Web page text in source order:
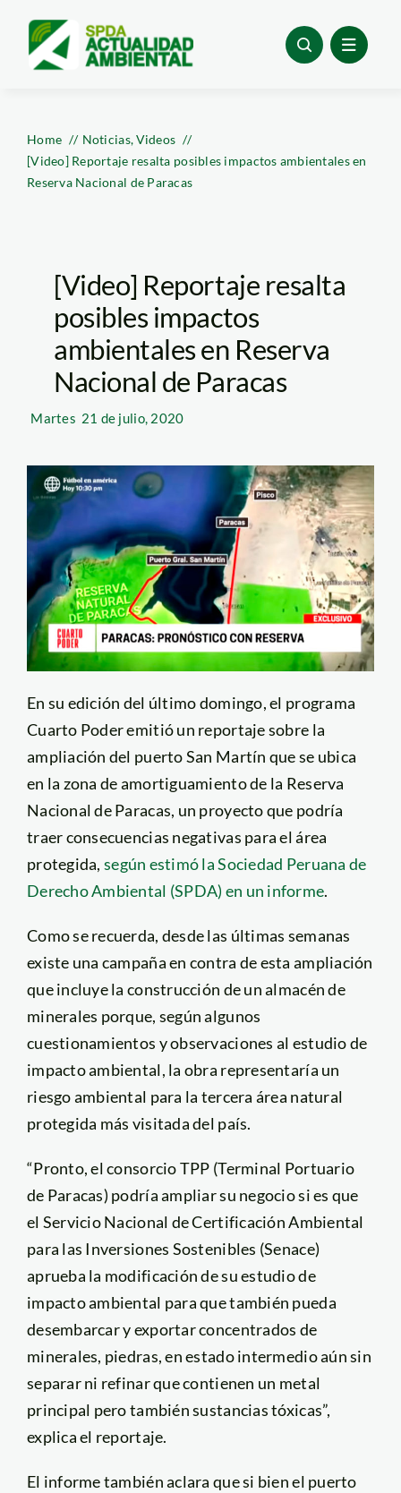
content
Home Noticias Videos
[Video] Reportaje resalta posibles impactos ambientales en
Reserva Nacional de Paracas
[Video] Reportaje resalta
posibles impactos
ambientales en Reserva
Nacional de Paracas
Martes 21 de julio, 2020
En su edición del último domingo, el programa
Cuarto Poder emitió un reportaje sobre la
ampliación del puerto San Martín que se ubica
en la zona de amortiguamiento de la Reserva
Nacional de Paracas, un proyecto que podría
traer consecuencias negativas para el área
protegida, según estimó la Sociedad Peruana de
Derecho Ambiental (SPDA) en un informe.
Como se recuerda, desde las últimas semanas
existe una campaña en contra de esta ampliación
que incluye la construcción de un almacén de
minerales porque, según algunos
cuestionamientos y observaciones al estudio de
impacto ambiental, la obra representaría un
riesgo ambiental para la tercera área natural
protegida más visitada del país.
“Pronto, el consorcio TPP (Terminal Portuario
de Paracas) podría ampliar su negocio si es que
el Servicio Nacional de Certificación Ambiental
para las Inversiones Sostenibles (Senace)
aprueba la modificación de su estudio de
impacto ambiental para que también pueda
desembarcar y exportar concentrados de
minerales, piedras, en estado intermedio aún sin
separar ni refinar que contienen un metal
principal pero también sustancias tóxicas”,
explica el reportaje.
El informe también aclara que si bien el puerto